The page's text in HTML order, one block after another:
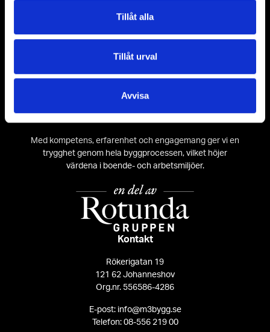
Tillåt alla
Tillåt urval
Avvisa
Om oss
M3 Bygg är ett ROT-bolag som utför ombyggnationer,
samhällsfastigheter, kulturminnesmärkta fastigheter och
bostäder åt både privata och kommersiella
Med kompetens, erfarenhet och engagemang ger vi en
trygghet genom hela byggprocessen, vilket höjer
värdena i boende- och arbetsmiljöer.
Kontakt
Rökerigatan 19
121 62 Johanneshov
Org.nr. 556586-4286
E-post: info@m3bygg.se
Telefon: 08-556 219 00